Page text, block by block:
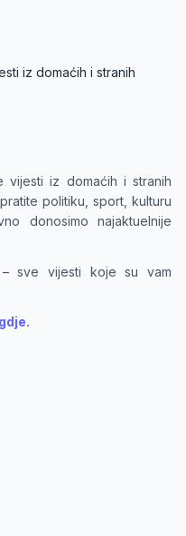
iz domaćih i stranih
vijesti iz domaćih i stranih
politiku, sport, kulturu
donosimo najaktuelnije
sve vijesti koje su vam